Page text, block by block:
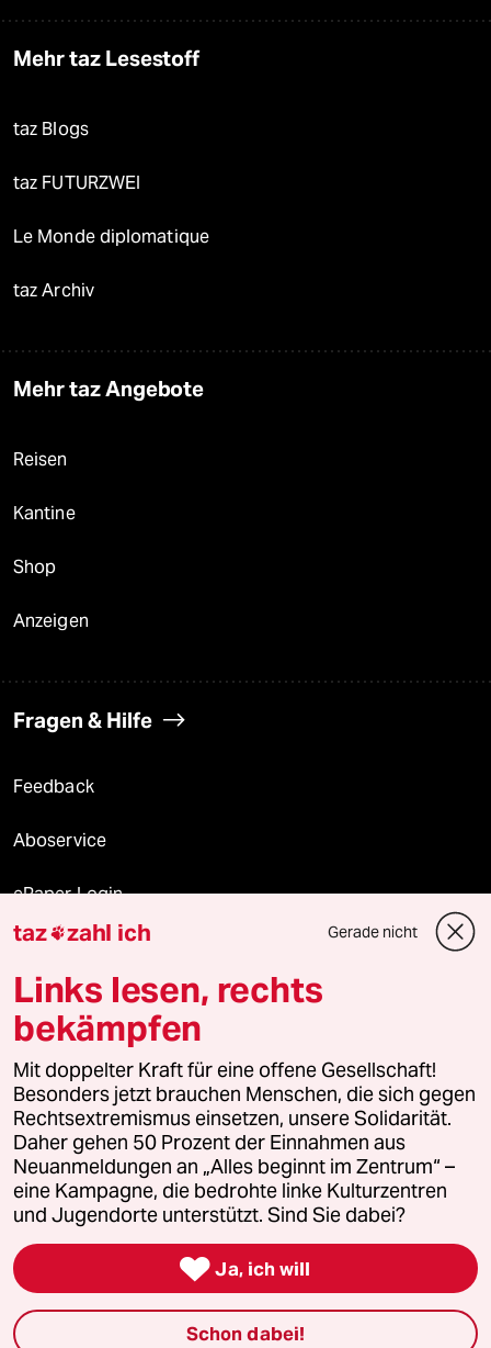
Mehr taz Lesestoff
taz Blogs
taz FUTURZWEI
Le Monde diplomatique
taz Archiv
Mehr taz Angebote
Reisen
Kantine
Shop
Anzeigen
Fragen & Hilfe
Feedback
Aboservice
ePaper Login
Downloads für Abonnierende
© 2026 taz Verlags und Vertriebs GmbH
Alle Rechte vorbehalten. Bei rechtlichen Fragen oder für Genehmigungen
wenden Sie sich bitte an
lizenzen@taz.de
Feedback Redaktionsstatut Kommune-Richtlinien
Leitlinie Informant Datenschutz Impressum AGB
Seitenwende Einwilligungen widerrufen (Ads)
taz zahl ich Gerade nicht
Links lesen, rechts
bekämpfen
Mit doppelter Kraft für eine offene Gesellschaft!
Besonders jetzt brauchen Menschen, die sich gegen
Rechtsextremismus einsetzen, unsere Solidarität.
Daher gehen 50 Prozent der Einnahmen aus
Neuanmeldungen an „Alles beginnt im Zentrum“ –
eine Kampagne, die bedrohte linke Kulturzentren
und Jugendorte unterstützt. Sind Sie dabei?
 Ja, ich will
Schon dabei!